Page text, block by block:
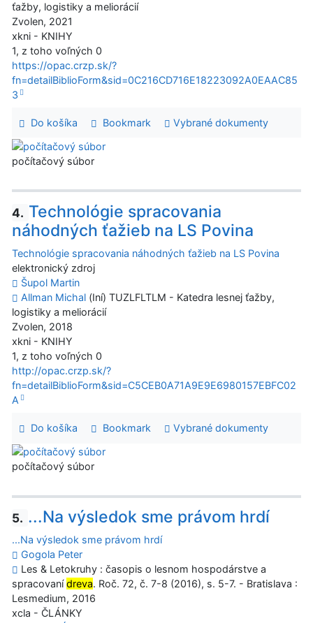
ťažby, logistiky a meliorácií
Zvolen, 2021
xkni - KNIHY
1, z toho voľných 0
https://opac.crzp.sk/?
fn=detailBiblioForm&sid=0C216CD716E18223092A0EAAC85
3
Do košíka Bookmark Vybrané dokumenty
počítačový súbor
4. Technológie spracovania
náhodných ťažieb na LS Povina
Technológie spracovania náhodných ťažieb na LS Povina
elektronický zdroj
Šupol Martin
Allman Michal (Iní) TUZLFLTLM - Katedra lesnej ťažby,
logistiky a meliorácií
Zvolen, 2018
xkni - KNIHY
1, z toho voľných 0
http://opac.crzp.sk/?
fn=detailBiblioForm&sid=C5CEB0A71A9E9E6980157EBFC02
A
Do košíka Bookmark Vybrané dokumenty
počítačový súbor
5. ...Na výsledok sme právom hrdí
...Na výsledok sme právom hrdí
Gogola Peter
Les & Letokruhy : časopis o lesnom hospodárstve a
spracovanídreva. Roč. 72, č. 7-8 (2016), s. 5-7. - Bratislava :
Lesmedium, 2016
xcla - ČLÁNKY